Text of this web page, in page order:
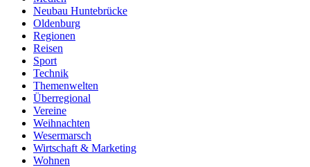
Neubau Huntebrücke
Oldenburg
Regionen
Reisen
Sport
Technik
Themenwelten
Überregional
Vereine
Weihnachten
Wesermarsch
Wirtschaft & Marketing
Wohnen